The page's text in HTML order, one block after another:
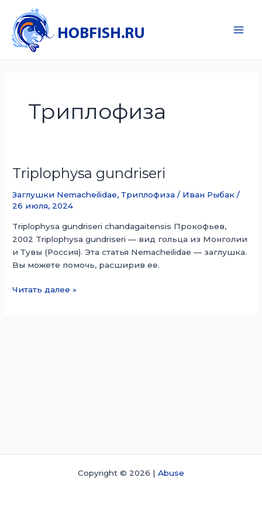
содержимому
Триплофиза
Triplophysa gundriseri
Заглушки Nemacheilidae,Триплофиза / Иван Рыбак/
26 июля, 2024
Triplophysa gundriseri chandagaitensis Прокофьев,
2002 Triplophysa gundriseri — вид гольца из Монголии
и Тувы (Россия). Эта статья Nemacheilidae — заглушка.
Вы можете помочь, расширив ее.
Triplophysa
Читать далее »
Copyright © 2026 | Abuse